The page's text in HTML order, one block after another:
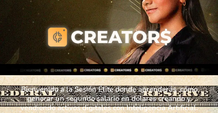
Bienvenido a la Sesión Élite donde aprenderás cómo
generar un segundo salario en dólares creando y
vendiendo activos digitales con Inteligencia Artificial.